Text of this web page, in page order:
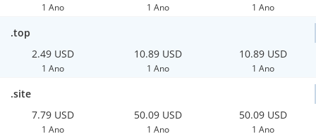
1 Ano 1 Ano 1 Ano
.top
2.49 USD
1 Ano
10.89 USD
1 Ano
10.89 USD
1 Ano
.site
7.79 USD
1 Ano
50.09 USD
1 Ano
50.09 USD
1 Ano